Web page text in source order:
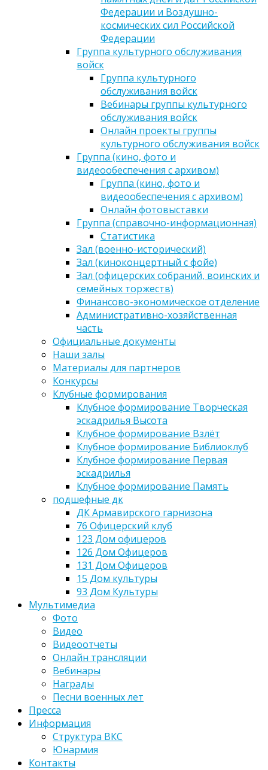
Федерации и Воздушно-
космических сил Российской
Федерации
Группа культурного обслуживания
войск
Группа культурного
обслуживания войск
Вебинары группы культурного
обслуживания войск
Онлайн проекты группы
культурного обслуживания войск
Группа (кино, фото и
видеообеспечения с архивом)
Группа (кино, фото и
видеообеспечения с архивом)
Онлайн фотовыставки
Группа (справочно-информационная)
Статистика
Зал (военно-исторический)
Зал (киноконцертный с фойе)
Зал (офицерских собраний, воинских и
семейных торжеств)
Финансово-экономическое отделение
Административно-хозяйственная
часть
Официальные документы
Наши залы
Материалы для партнеров
Конкурсы
Клубные формирования
Клубное формирование Творческая
эскадрилья Высота
Клубное формирование Взлёт
Клубное формирование Библиоклуб
Клубное формирование Первая
эскадрилья
Клубное формирование Память
подшефные дк
ДК Армавирского гарнизона
76 Офицерский клуб
123 Дом офицеров
126 Дом Офицеров
131 Дом Офицеров
15 Дом культуры
93 Дом Культуры
Мультимедиа
Фото
Видео
Видеоотчеты
Онлайн трансляции
Вебинары
Награды
Песни военных лет
Пресса
Информация
Структура ВКС
Юнармия
Контакты